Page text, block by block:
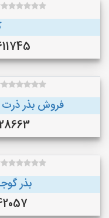
فروش بذر ذرت رقم ۶۴۷ ۹۰ روز
بذر